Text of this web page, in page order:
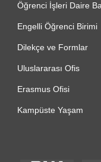
Öğrenci İşleri Daire
Engelli Öğrenci Birimi
Dilekçe ve Formlar
Uluslararası Ofis
Erasmus Ofisi
Kampüste Yaşam